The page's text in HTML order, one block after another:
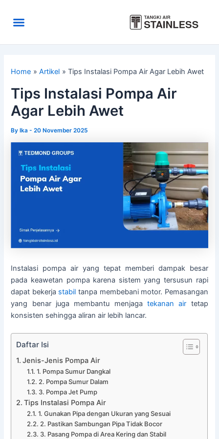
contentMenu
Home Artikel Tips Instalasi Pompa Air Agar Lebih Awet
Tips Instalasi Pompa Air
Agar Lebih Awet
ByIka-20 November 2025
Instalasi pompa air yang tepat memberi dampak besar
pada keawetan pompa karena sistem yang tersusun rapi
dapat bekerja stabil tanpa membebani motor. Pemasangan
yang benar juga membantu menjaga tekanan air tetap
konsisten sehingga aliran air lebih lancar.
Daftar Isi
Jenis-Jenis Pompa Air
1. Pompa Sumur Dangkal
2. Pompa Sumur Dalam
3. Pompa Jet Pump
Tips Instalasi Pompa Air
1. Gunakan Pipa dengan Ukuran yang Sesuai
2. Pastikan Sambungan Pipa Tidak Bocor
3. Pasang Pompa di Area Kering dan Stabil